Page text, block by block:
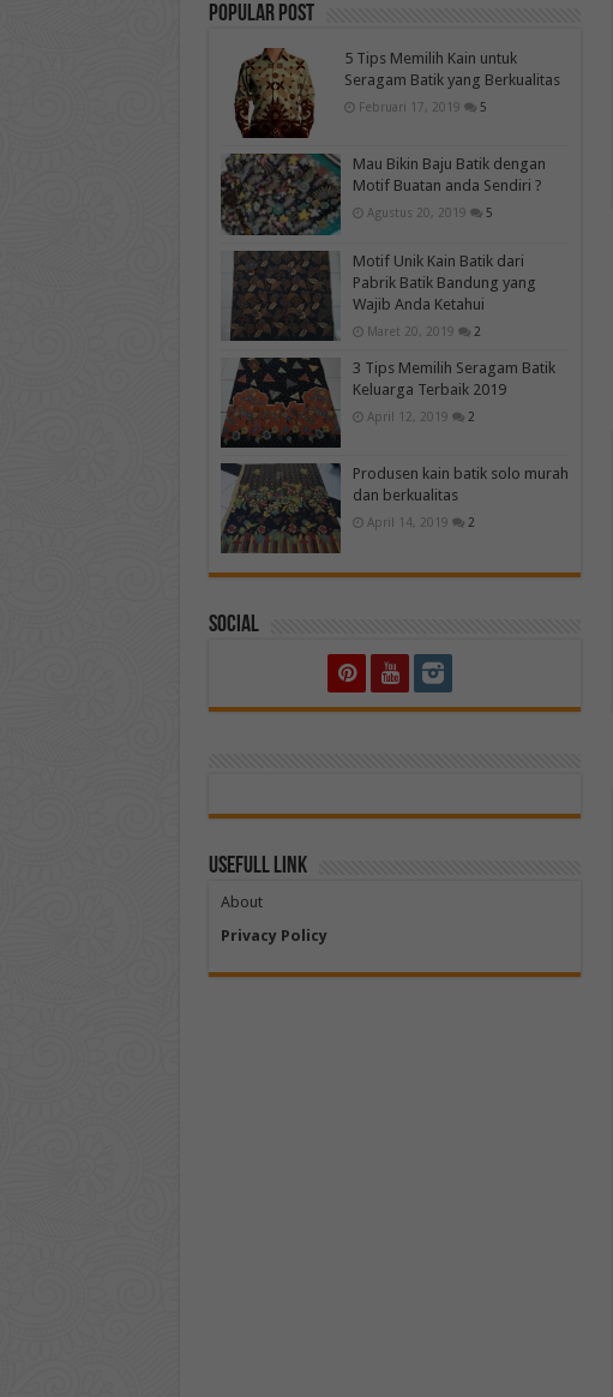
Popular Post
5 Tips Memilih Kain untuk
Seragam Batik yang Berkualitas
Februari 17, 2019 5
Mau Bikin Baju Batik dengan
Motif Buatan anda Sendiri ?
Agustus 20, 2019 5
Motif Unik Kain Batik dari
Pabrik Batik Bandung yang
Wajib Anda Ketahui
Maret 20, 2019 2
3 Tips Memilih Seragam Batik
Keluarga Terbaik 2019
April 12, 2019 2
Produsen kain batik solo murah
dan berkualitas
April 14, 2019 2
Social
Usefull Link
About
Privacy Policy